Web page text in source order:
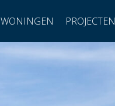
WONINGEN PROJECTEN